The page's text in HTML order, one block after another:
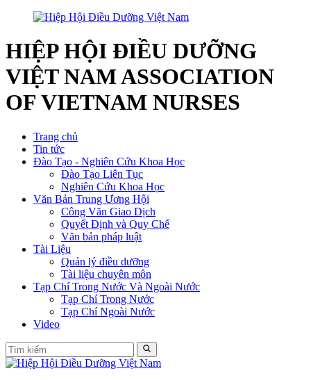
HIỆP HỘI ĐIỀU DƯỠNG
VIỆT NAMASSOCIATION
OF VIETNAM NURSES
Trang chủ
Tin tức
Đào Tạo - Nghiên Cứu Khoa Học
Đào Tạo Liên Tục
Nghiên Cứu Khoa Học
Văn Bản Trung Ương Hội
Công Văn Giao Dịch
Quyết Định và Quy Chế
Văn bản pháp luật
Tài Liệu
Quản lý điều dưỡng
Tài liệu chuyên môn
Tạp Chí Trong Nước Và Ngoài Nước
Tạp Chí Trong Nước
Tạp Chí Ngoài Nước
Video